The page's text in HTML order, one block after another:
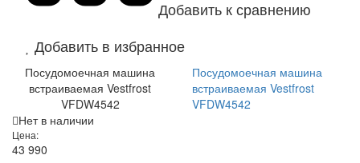
Добавить к сравнению
Добавить в избранное
Посудомоечная машина
встраиваемая Vestfrost
VFDW4542
Посудомоечная машина
встраиваемая Vestfrost
VFDW4542
Нет в наличии
Цена:
43 990